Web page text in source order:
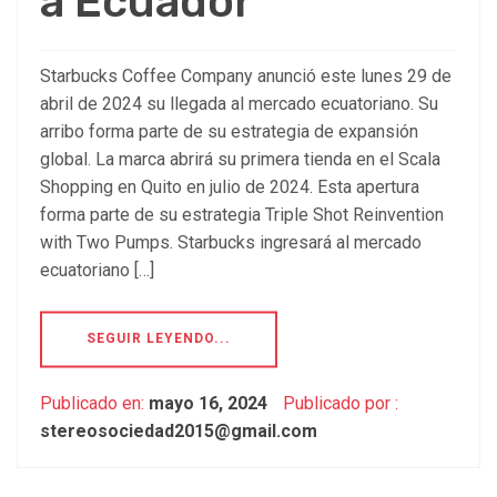
Starbucks Coffee Company anunció este lunes 29 de
abril de 2024 su llegada al mercado ecuatoriano. Su
arribo forma parte de su estrategia de expansión
global. La marca abrirá su primera tienda en el Scala
Shopping en Quito en julio de 2024. Esta apertura
forma parte de su estrategia Triple Shot Reinvention
with Two Pumps. Starbucks ingresará al mercado
ecuatoriano […]
SEGUIR LEYENDO...
Publicado en: mayo 16, 2024
Publicado por :
stereosociedad2015@gmail.com